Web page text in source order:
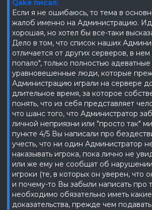
Qake писал:
Если я не ошибаюсь, то тема в
жалоб именно на Администрацию.
хорошая, но хотел бы все-таки
Дело в том, что список наших
отличается от других серверов, в нем
попало", только полностью адеватные
уравновешенные люди, которые
Администрацию играли на сервере
длительное время, за которое
понять, что из себя представляет
что шанс того, что Администратор
личной неприязни или "просто так"
пункте 4/5 Вы написали про
учесть, что ни один Администратор
наказывать игрока, пока лично не
или же ему не сообщат об
игроки (те, в которых он уверен, что
и почему-то Вы забыли написать про
необходимо обязательно иметь
доказательства, прежде чем